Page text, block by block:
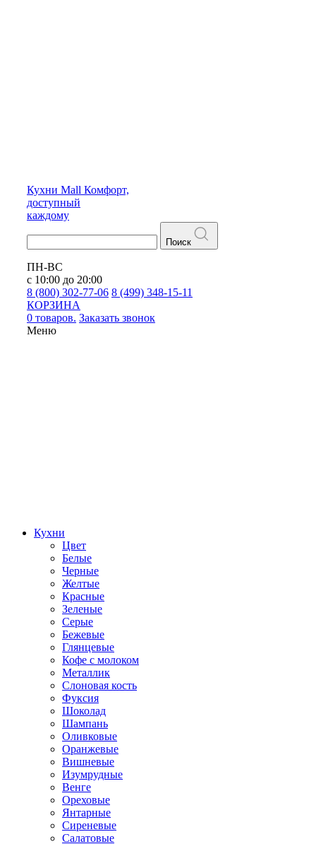
Кухни Mall Комфорт,
доступный
каждому
Поиск
ПН-ВС
с 10:00 до 20:00
8 (800) 302-77-06 8 (499) 348-15-11
КОРЗИНА
0 товаров. Заказать звонок
Меню
Кухни
Цвет
Белые
Черные
Желтые
Красные
Зеленые
Серые
Бежевые
Глянцевые
Кофе с молоком
Металлик
Слоновая кость
Фуксия
Шоколад
Шампань
Оливковые
Оранжевые
Вишневые
Изумрудные
Венге
Ореховые
Янтарные
Сиреневые
Салатовые